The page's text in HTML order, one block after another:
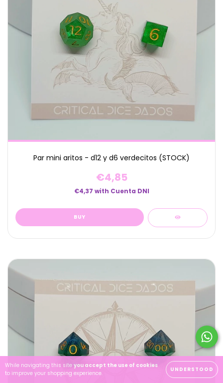
While navigating this site you accept the use of cookies
to improve your shopping experience.
UNDERSTOOD
Par mini aritos - d12 y d6 verdecitos (STOCK)
€4,85
€4,37 with Cuenta DNI